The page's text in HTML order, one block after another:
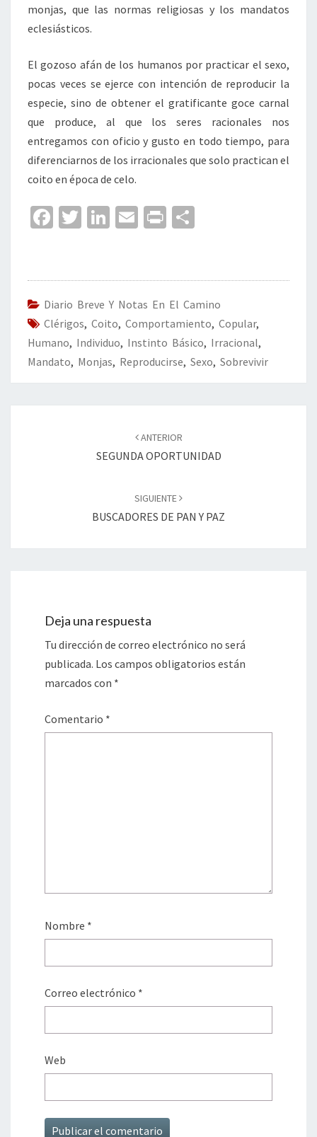
monjas, que las normas religiosas y los mandatos
eclesiásticos.
El gozoso afán de los humanos por practicar el sexo,
pocas veces se ejerce con intención de reproducir la
especie, sino de obtener el gratificante goce carnal
que produce, al que los seres racionales nos
entregamos con oficio y gusto en todo tiempo, para
diferenciarnos de los irracionales que solo practican el
coito en época de celo.
Fa
o
o
k
T
er
Li
dI
n
E
l
Pr
p
ar
tir
Diario Breve Y Notas En El Camino
Clérigos, Coito, Comportamiento, Copular,
Humano, Individuo, Instinto Básico, Irracional,
Mandato, Monjas, Reproducirse, Sexo, Sobrevivir
ANTERIOR
SEGUNDA OPORTUNIDAD
SIGUIENTE
BUSCADORES DE PAN Y PAZ
Deja una respuesta
Tu dirección de correo electrónico no será
publicada. Los campos obligatorios están
marcados con *
Comentario *
Nombre *
Correo electrónico *
Web